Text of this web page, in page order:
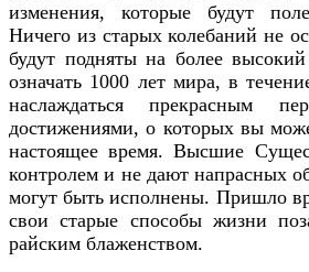
изменения, которые будут
Ничего из старых колебаний не
будут подняты на более
означать 1000 лет мира, в
наслаждаться прекрасным
достижениями, о которых вы
настоящее время. Высшие
контролем и не дают напрасных
могут быть исполнены. Пришло
свои старые способы жизни
райским блаженством.